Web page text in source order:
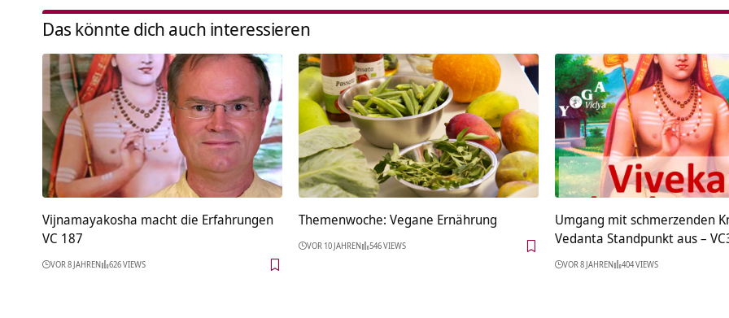
Das könnte dich auch interessieren
Vijnamayakosha macht die Erfahrungen
VC 187
VOR 8 JAHREN 626 VIEWS
Themenwoche: Vegane Ernährung
VOR 10 JAHREN 546 VIEWS
Umgang mit schmerzenden
Vedanta Standpunkt aus –
VOR 8 JAHREN 404 VIEWS